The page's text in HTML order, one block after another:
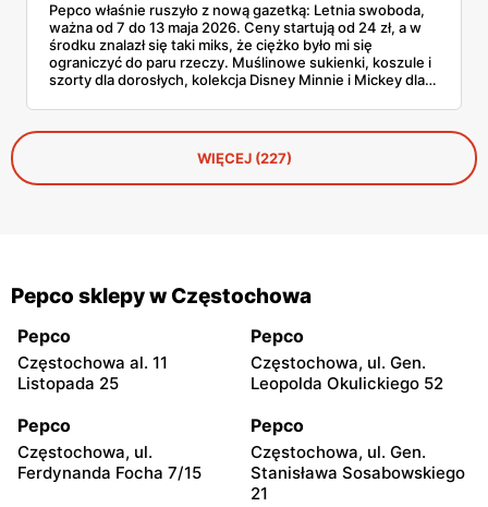
Pepco właśnie ruszyło z nową gazetką: Letnia swoboda,
ważna od 7 do 13 maja 2026. Ceny startują od 24 zł, a w
środku znalazł się taki miks, że ciężko było mi się
ograniczyć do paru rzeczy. Muślinowe sukienki, koszule i
szorty dla dorosłych, kolekcja Disney Minnie i Mickey dla
zabawki, akcesoria dla zwierząt i tarasowe drobiazgi w
wisienki. Przejrzałam stronę po stronie i wyłuskałam to, na
co szkoda przejść obojętnie. Z aplikacją Pepco można
dodatkowo odbić 10% u kasy.WIĘCEJ (227)
Pepco sklepy w Częstochowa
Pepco
Częstochowa al. 11
Listopada 25
Pepco
Częstochowa, ul. Gen.
Leopolda Okulickiego 52
Pepco
Częstochowa, ul.
Ferdynanda Focha 7/15
Pepco
Częstochowa, ul. Gen.
Stanisława Sosabowskiego
21